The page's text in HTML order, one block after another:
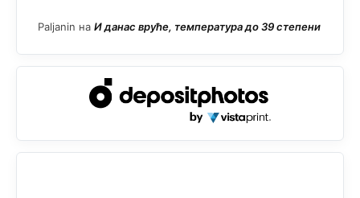
Paljanin на И данас вруће, температура до 39 степени